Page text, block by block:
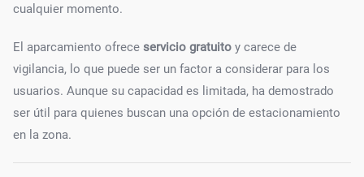
cualquier momento.
El aparcamiento ofrece servicio gratuito y carece de
vigilancia, lo que puede ser un factor a considerar para los
usuarios. Aunque su capacidad es limitada, ha demostrado
ser útil para quienes buscan una opción de estacionamiento
en la zona.